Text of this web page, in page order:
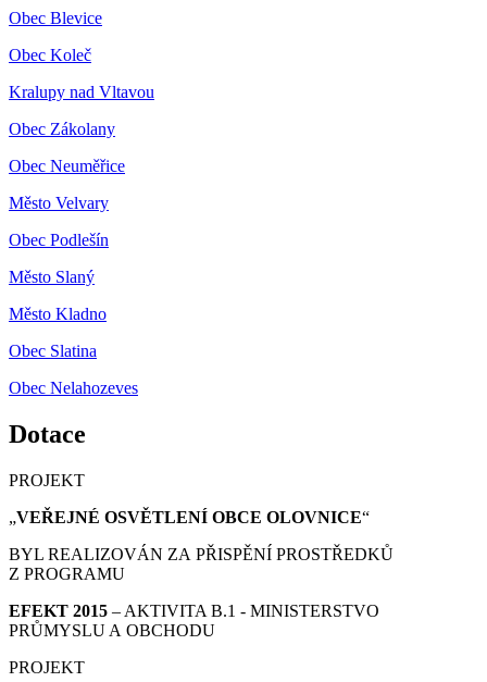
Obec Blevice
Obec Koleč
Kralupy nad Vltavou
Obec Zákolany
Obec Neuměřice
Město Velvary
Obec Podlešín
Město Slaný
Město Kladno
Obec Slatina
Obec Nelahozeves
Dotace
PROJEKT
„VEŘEJNÉ OSVĚTLENÍ OBCE OLOVNICE“
BYL REALIZOVÁN ZA PŘISPĚNÍ PROSTŘEDKŮ
Z PROGRAMU
EFEKT 2015 – AKTIVITA B.1 - MINISTERSTVO
PRŮMYSLU A OBCHODU
PROJEKT